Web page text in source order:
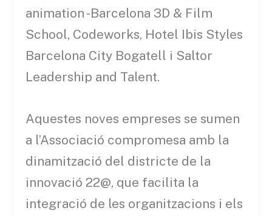
animation -Barcelona 3D & Film
School, Codeworks, Hotel Ibis Styles
Barcelona City Bogatell i Saltor
Leadership and Talent.
Aquestes noves empreses se sumen
a l’Associació compromesa amb la
dinamització del districte de la
innovació 22@, que facilita la
integració de les organitzacions i els